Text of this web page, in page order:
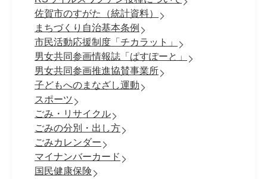
佐賀市のすがた（統計資料）
まちづくり自治基本条例
市民活動応援制度「チカラット」
男女共同参画情報誌「ぱすぽーと」
男女共同参画推進協賛事業所
子どもへのまなざし運動
スポーツ
ごみ・リサイクル
ごみの分別・出し方
ごみカレンダー
マイナンバーカード
国民健康保険